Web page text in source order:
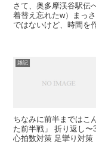
さて、奥多摩渓谷駅伝
着替え忘れたw）まっ
ではないけど、時間を
雑記
ちなみに前半まではこ
た前半戦」 折り返し
心拍数対策 足攣り対